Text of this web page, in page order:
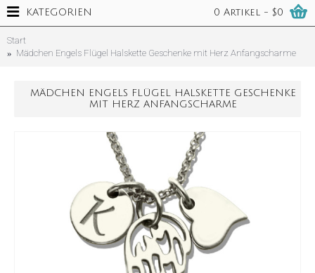
0 Artikel - $0
KATEGORIEN
Start
Mädchen Engels Flügel Halskette Geschenke mit Herz Anfangscharme
MÄDCHEN ENGELS FLÜGEL HALSKETTE GESCHENKE
MIT HERZ ANFANGSCHARME